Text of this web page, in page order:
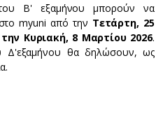
του Β' εξαμήνου μπορούν να
myuni από την Τετάρτη, 25
Κυριακή, 8 Μαρτίου 2026.
Δ'εξαμήνου θα δηλώσουν, ως